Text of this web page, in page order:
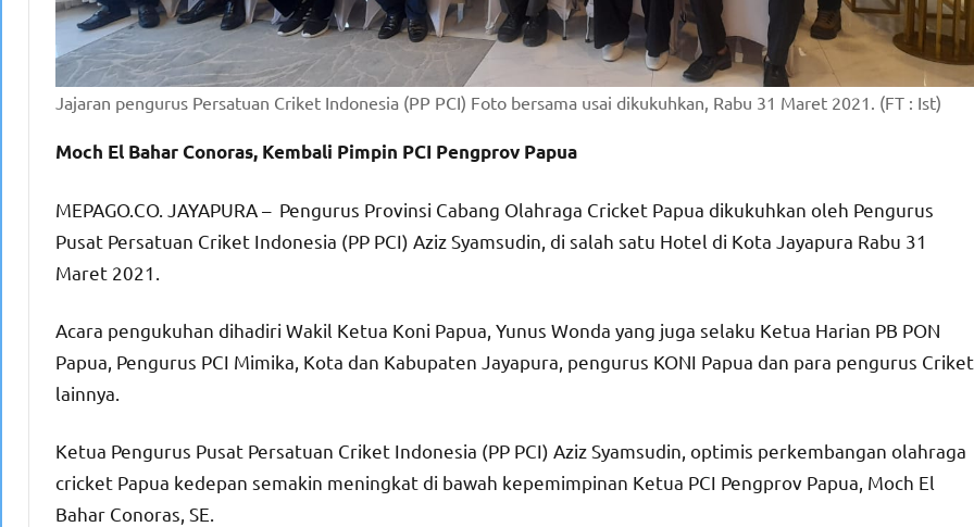
Jajaran pengurus Persatuan Criket Indonesia (PP PCI) Foto bersama usai dikukuhkan, Rabu 31 Maret 2021. (FT : Ist)
Moch El Bahar Conoras, Kembali Pimpin PCI Pengprov Papua
MEPAGO.CO. JAYAPURA – Pengurus Provinsi Cabang Olahraga Cricket Papua dikukuhkan oleh Pengurus
Pusat Persatuan Criket Indonesia (PP PCI) Aziz Syamsudin, di salah satu Hotel di Kota Jayapura Rabu 31
Maret 2021.
Acara pengukuhan dihadiri Wakil Ketua Koni Papua, Yunus Wonda yang juga selaku Ketua Harian PB PON
Papua, Pengurus PCI Mimika, Kota dan Kabupaten Jayapura, pengurus KONI Papua dan para pengurus Criket
lainnya.
Ketua Pengurus Pusat Persatuan Criket Indonesia (PP PCI) Aziz Syamsudin, optimis perkembangan olahraga
cricket Papua kedepan semakin meningkat di bawah kepemimpinan Ketua PCI Pengprov Papua, Moch El
Bahar Conoras, SE.